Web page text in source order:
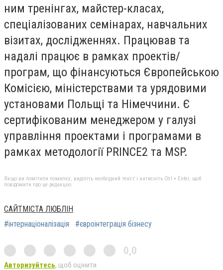
ним тренінгах, майстер-класах,
спеціалізованих семінарах, навчальних
візитах, дослідженнях. Працював та
надалі працює в рамках проектів/
програм, що фінансуються Європейською
Комісією, міністерствами та урядовими
установами Польщі та Німеччини. Є
сертифікованим менеджером у галузі
управління проектами і програмами в
рамках методології PRINCE2 та MSP.
Якщо ви помітили помилку, виділіть необхідний текст і натисніть Ctrl + Enter, щоб
повідомити про це редакцію
САЙТМІСТА ЛЮБЛІН
#інтернаціоналізація
#євроінтеграція бізнесу
0,0
Авторизуйтесь, щоб оцінити